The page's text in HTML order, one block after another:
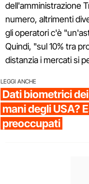
dell'amministrazione
numero, altrimenti
gli operatori c'è
Quindi, "sul 10% tra
distanzia i mercati si
LEGGI ANCHE
Dati biometrici
mani degli USA?
preoccupati